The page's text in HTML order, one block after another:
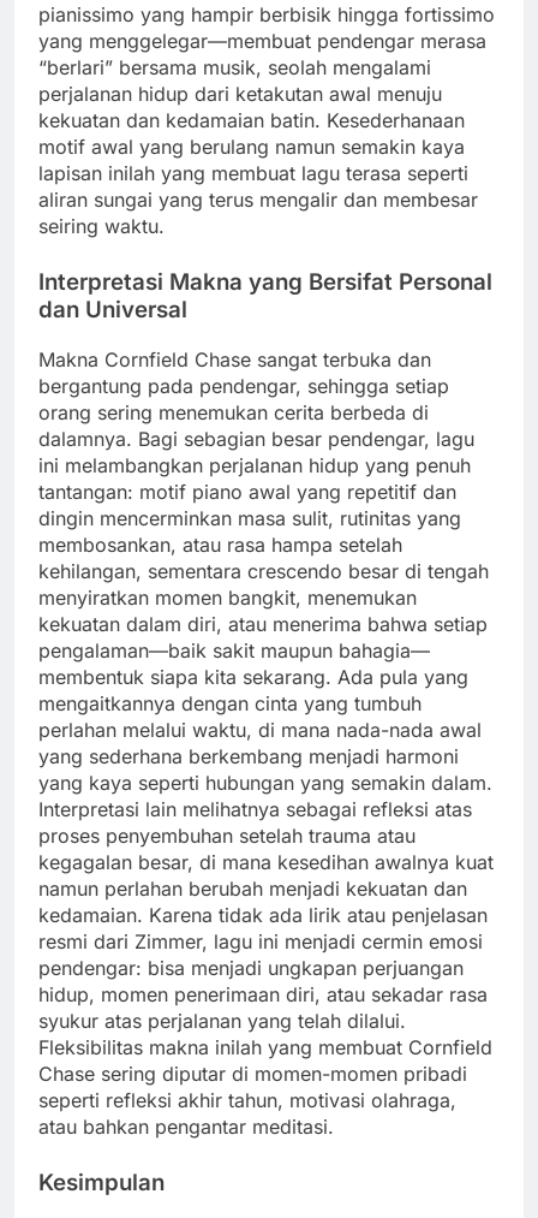
pianissimo yang hampir berbisik hingga fortissimo
yang menggelegar—membuat pendengar merasa
“berlari” bersama musik, seolah mengalami
perjalanan hidup dari ketakutan awal menuju
kekuatan dan kedamaian batin. Kesederhanaan
motif awal yang berulang namun semakin kaya
lapisan inilah yang membuat lagu terasa seperti
aliran sungai yang terus mengalir dan membesar
seiring waktu.
Interpretasi Makna yang Bersifat Personal
dan Universal
Makna Cornfield Chase sangat terbuka dan
bergantung pada pendengar, sehingga setiap
orang sering menemukan cerita berbeda di
dalamnya. Bagi sebagian besar pendengar, lagu
ini melambangkan perjalanan hidup yang penuh
tantangan: motif piano awal yang repetitif dan
dingin mencerminkan masa sulit, rutinitas yang
membosankan, atau rasa hampa setelah
kehilangan, sementara crescendo besar di tengah
menyiratkan momen bangkit, menemukan
kekuatan dalam diri, atau menerima bahwa setiap
pengalaman—baik sakit maupun bahagia—
membentuk siapa kita sekarang. Ada pula yang
mengaitkannya dengan cinta yang tumbuh
perlahan melalui waktu, di mana nada-nada awal
yang sederhana berkembang menjadi harmoni
yang kaya seperti hubungan yang semakin dalam.
Interpretasi lain melihatnya sebagai refleksi atas
proses penyembuhan setelah trauma atau
kegagalan besar, di mana kesedihan awalnya kuat
namun perlahan berubah menjadi kekuatan dan
kedamaian. Karena tidak ada lirik atau penjelasan
resmi dari Zimmer, lagu ini menjadi cermin emosi
pendengar: bisa menjadi ungkapan perjuangan
hidup, momen penerimaan diri, atau sekadar rasa
syukur atas perjalanan yang telah dilalui.
Fleksibilitas makna inilah yang membuat Cornfield
Chase sering diputar di momen-momen pribadi
seperti refleksi akhir tahun, motivasi olahraga,
atau bahkan pengantar meditasi.
Kesimpulan